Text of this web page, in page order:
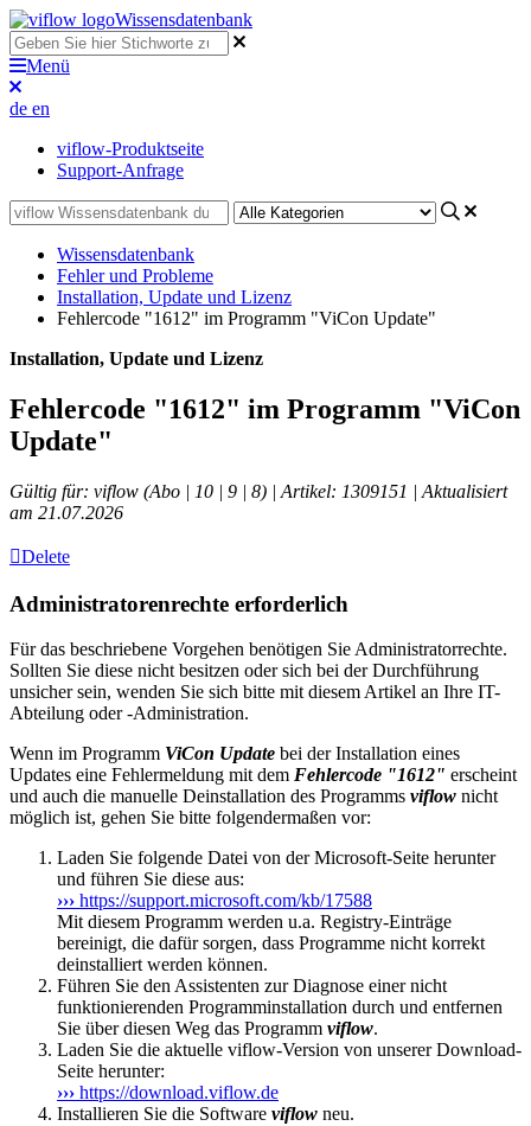
Wissensdatenbank
Menü
de en
viflow-Produktseite
Support-Anfrage
Wissensdatenbank
Fehler und Probleme
Installation, Update und Lizenz
Fehlercode "1612" im Programm "ViCon Update"
Installation, Update und Lizenz
Fehlercode "1612" im Programm "ViCon
Update"
Gültig für: viflow (Abo | 10 | 9 | 8) | Artikel: 1309151 | Aktualisiert
am 21.07.2026
Delete
Administratorenrechte erforderlich
Für das beschriebene Vorgehen benötigen Sie Administratorrechte.
Sollten Sie diese nicht besitzen oder sich bei der Durchführung
unsicher sein, wenden Sie sich bitte mit diesem Artikel an Ihre IT-
Abteilung oder -Administration.
Wenn im Programm ViCon Update bei der Installation eines
Updates eine Fehlermeldung mit dem Fehlercode "1612" erscheint
und auch die manuelle Deinstallation des Programms viflow nicht
möglich ist, gehen Sie bitte folgendermaßen vor:
Laden Sie folgende Datei von der Microsoft-Seite herunter
und führen Sie diese aus:
››› https://support.microsoft.com/kb/17588
Mit diesem Programm werden u.a. Registry-Einträge
bereinigt, die dafür sorgen, dass Programme nicht korrekt
deinstalliert werden können.
Führen Sie den Assistenten zur Diagnose einer nicht
funktionierenden Programminstallation durch und entfernen
Sie über diesen Weg das Programm viflow.
Laden Sie die aktuelle viflow-Version von unserer Download-
Seite herunter:
››› https://download.viflow.de
Installieren Sie die Software viflow neu.